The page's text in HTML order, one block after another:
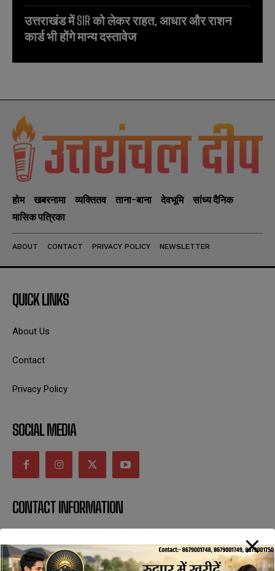
उत्तराखंड में SIR को लेकर राहत, आधार और राशन
कार्ड भी होंगे मान्य दस्तावेज
होम खबरनामा व्यक्तितव ताना-बाना देवभूमि
सांध्य दैनिक
मासिक पत्रिका
ABOUT CONTACT PRIVACY POLICY NEWSLETTER
QUICK LINKS
About Us
Contact
Privacy Policy
SOCIAL MEDIA
CONTACT INFORMATION
SUBSCRIBE NOW